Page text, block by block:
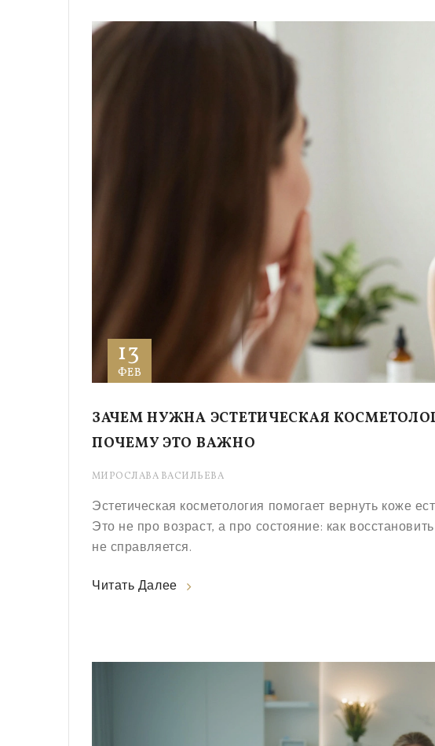
13
ФЕВ
ЗАЧЕМ НУЖНА ЭСТЕТИЧЕСКАЯ
ПОЧЕМУ ЭТО ВАЖНО
МИРОСЛАВА ВАСИЛЬЕВА
Эстетическая косметология помогает вернуть коже
Это не про возраст, а про состояние: как
не справляется.
Читать Далее